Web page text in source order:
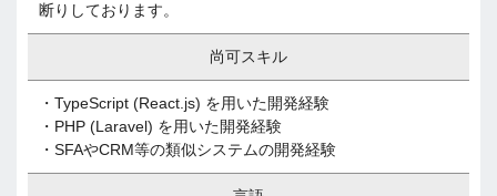
断りしております。
尚可スキル
・TypeScript (React.js) を用いた開発経験
・PHP (Laravel) を用いた開発経験
・SFAやCRM等の類似システムの開発経験